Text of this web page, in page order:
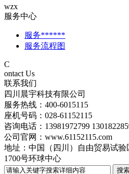
wzx
服务中心
服务******
服务流程图
C
ontact Us
联系我们
四川晨宇科技有限公司
服务热线：400-6015115
座机号码：028-61152115
咨询电话：13981972799
公司官网：www.61152115.com
地址：中国（四川）自由贸易试
1700号环球中心